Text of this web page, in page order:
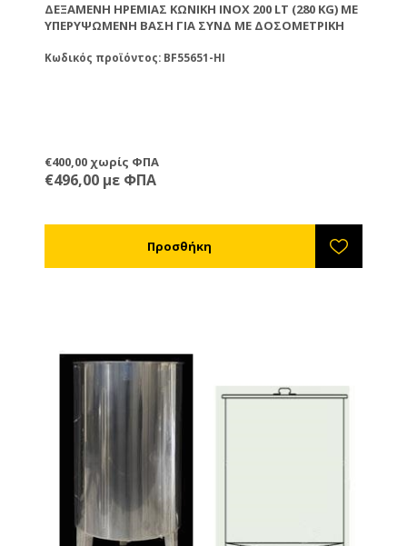
ΔΕΞΑΜΕΝΉ ΗΡΕΜΊΑΣ ΚΩΝΙΚΉ INOX 200 LT (280 KG) ΜΕ
ΥΠΕΡΥΨΩΜΈΝΗ ΒΆΣΗ ΓΙΑ ΣΥΝΔ ΜΕ ΔΟΣΟΜΕΤΡΙΚΉ
Κωδικός προϊόντος: BF55651-HI
€400,00 χωρίς ΦΠΑ
€496,00 με ΦΠΑ